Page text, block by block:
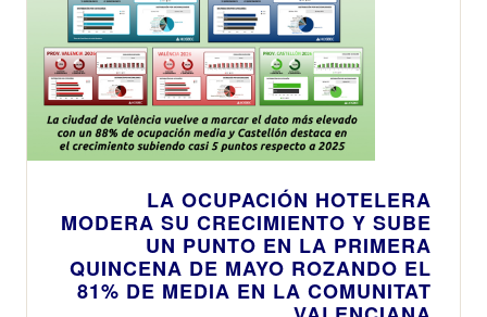
LA OCUPACIÓN HOTELERA
MODERA SU CRECIMIENTO Y SUBE
UN PUNTO EN LA PRIMERA
QUINCENA DE MAYO ROZANDO EL
81% DE MEDIA EN LA COMUNITAT